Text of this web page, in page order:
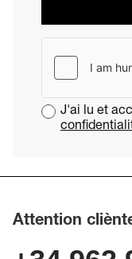
J'ai lu et
Attention